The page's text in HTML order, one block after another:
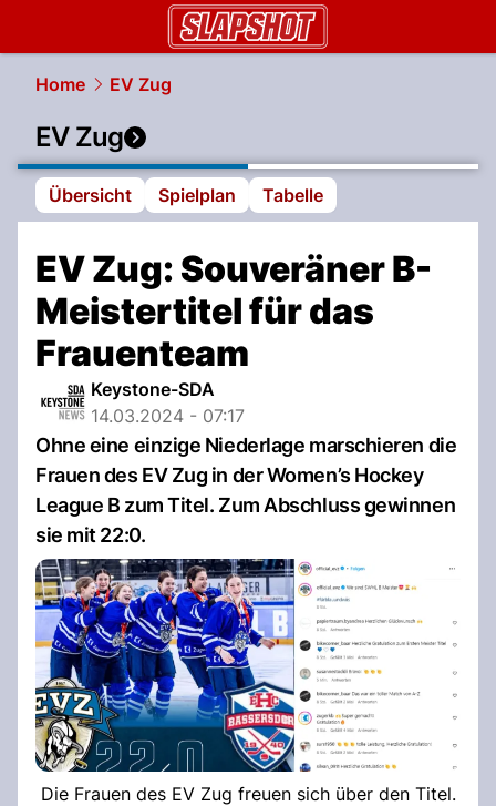
Home EV Zug
EV Zug
Übersicht Spielplan Tabelle
EV Zug: Souveräner B-
Meistertitel für das
Frauenteam
Keystone-SDA
14.03.2024 - 07:17
Ohne eine einzige Niederlage marschieren die
Frauen des EV Zug in der Women’s Hockey
League B zum Titel. Zum Abschluss gewinnen
sie mit 22:0.
Die Frauen des EV Zug freuen sich über den Titel.